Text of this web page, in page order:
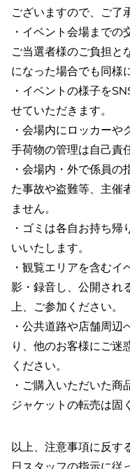
ございますので、ご了
・イベント会場まで
ご当選者様のご負担と
になった場合でも同様
・イベントの様子を
せていただきます。
・会場内にロッカーや
手荷物の管理は自己責
・会場内・外で係員
た事故や盗難等、主催
ません。
・ゴミは各自お持ち
いいたします。
・観覧エリアを含む
影・録音し、公開され
上、ご参加ください。
・公共道路や店舗周
り、他のお客様にご迷
ください。
・ご購入いただいた
ジャケットの転売は固
以上、注意事項に反す
日スタッフの指示に従